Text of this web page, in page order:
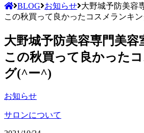
BLOG お知らせ 大野城予防美容
この秋買って良かったコスメランキ
大野城予防美容専門美
この秋買って良かった
グ(^ー^)
お知らせ
サロンについて